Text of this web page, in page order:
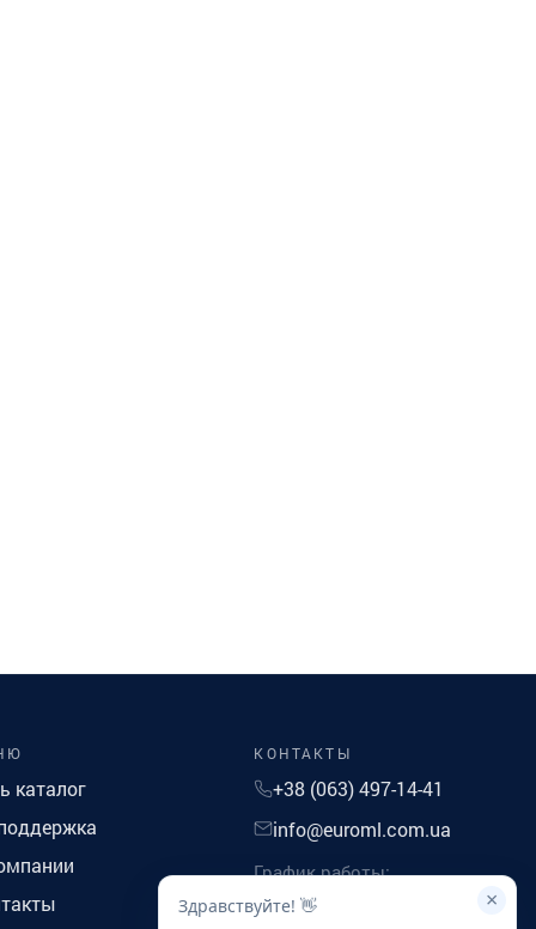
Здравствуйте! 👋 ×
каталог
КОНТАКТЫ
+38 (063) 497-14-41
info@euroml.com.ua
График работы:
Понедельник-Пятница с 9 до
18